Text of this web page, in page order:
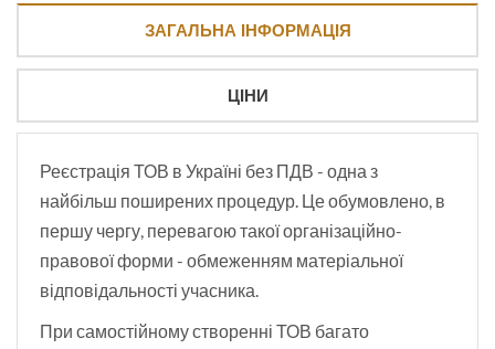
ЗАГАЛЬНА ІНФОРМАЦІЯ
ЦІНИ
Реєстрація ТОВ в Україні без ПДВ - одна з
найбільш поширених процедур. Це обумовлено, в
першу чергу, перевагою такої організаційно-
правової форми - обмеженням матеріальної
відповідальності учасника.
При самостійному створенні ТОВ багато